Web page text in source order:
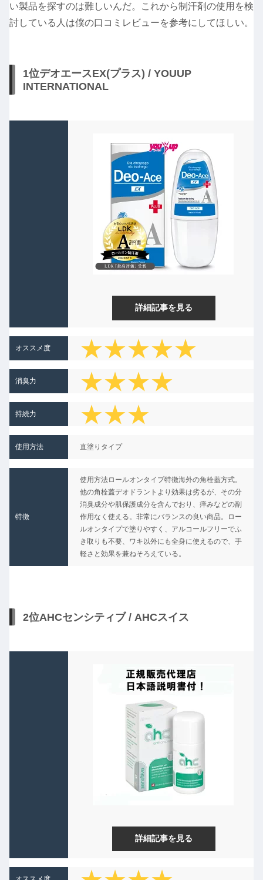
い製品を探すのは難しいんだ。これから制汗剤の使用を検
討している人は僕の口コミレビューを参考にしてほしい。
1位デオエースEX(プラス) / YOUUP
INTERNATIONAL
詳細記事を見る
オススメ度 ★★★★★
消臭力
★★★★
★
持続力
★★★
★★
使用方法 直塗りタイプ
特徴
使用方法ロールオンタイプ特徴海外の角栓蓋方式。
他の角栓蓋デオドラントより効果は劣るが、その分
消臭成分や肌保護成分を含んでおり、痒みなどの副
作用なく使える。非常にバランスの良い商品。ロー
ルオンタイプで塗りやすく、アルコールフリーでふ
き取りも不要、ワキ以外にも全身に使えるので、手
軽さと効果を兼ねそろえている。
2位AHCセンシティブ / AHCスイス
詳細記事を見る